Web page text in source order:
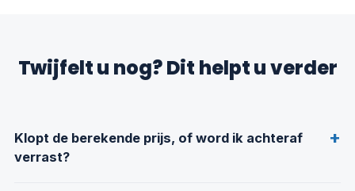
Twijfelt u nog? Dit helpt u verder
Klopt de berekende prijs, of word ik achteraf
verrast?